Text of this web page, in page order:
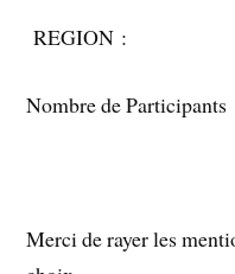
REGION :
Nombre de Participants
Merci de rayer les